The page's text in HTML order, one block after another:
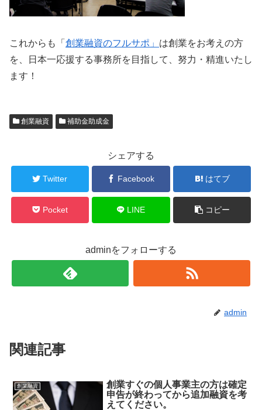
これからも「 創業融資のフルサポ」 は創業をお考えの方
を、日本一応援する事務所を目指して、努力・精進いたし
ます！
創業融資 補助金助成金
シェアする
Twitter Facebook はてブ
Pocket LINE コピー
adminをフォローする
admin
関連記事
創業融資
創業すぐの個人事業主の方は確定
申告が終わってから追加融資を考
えてください。